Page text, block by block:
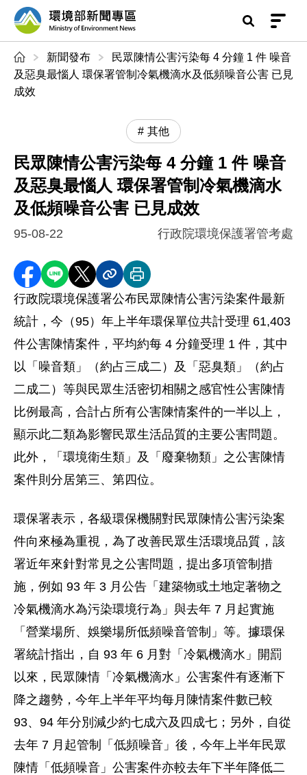
前往中央內容區塊
環境部新聞專區
新聞發布
民眾陳情公害污染每 4 分鐘 1 件 噪音
及惡臭最惱人 環保署管制冷氣機滴水及低頻噪音公害 已見
成效
其他
民眾陳情公害污染每 4 分鐘 1 件 噪音
及惡臭最惱人 環保署管制冷氣機滴水
及低頻噪音公害 已見成效
95-08-22 行政院環境保護署管考處
分享至 Facebook
分享到 LINE
分享到 X分享內容連結
列印本頁
行政院環境保護署公布民眾陳情公害污染案件最新
統計，今（95）年上半年環保單位共計受理 61,403
件公害陳情案件，平均約每 4 分鐘受理 1 件，其中
以「噪音類」（約占三成二）及「惡臭類」（約占
二成二）等與民眾生活密切相關之感官性公害陳情
比例最高，合計占所有公害陳情案件的一半以上，
顯示此二類為影響民眾生活品質的主要公害問題。
此外，「環境衛生類」及「廢棄物類」之公害陳情
案件則分居第三、第四位。
環保署表示，各級環保機關對民眾陳情公害污染案
件向來極為重視，為了改善民眾生活環境品質，該
署近年來針對常見之公害問題，提出多項管制措
施，例如 93 年 3 月公告「建築物或土地定著物之
冷氣機滴水為污染環境行為」與去年 7 月起實施
「營業場所、娛樂場所低頻噪音管制」等。據環保
署統計指出，自 93 年 6 月對「冷氣機滴水」開罰
以來，民眾陳情「冷氣機滴水」公害案件有逐漸下
降之趨勢，今年上半年平均每月陳情案件數已較
93、94 年分別減少約七成六及四成七；另外，自從
去年 7 月起管制「低頻噪音」後，今年上半年民眾
陳情「低頻噪音」公害案件亦較去年下半年降低二